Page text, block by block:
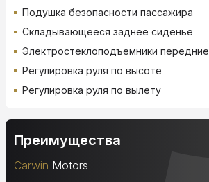
Подушка безопасности пассажира
Складывающееся заднее сиденье
Электростеклоподъемники передние
Регулировка руля по высоте
Регулировка руля по вылету
Преимущества
Carwin Motors